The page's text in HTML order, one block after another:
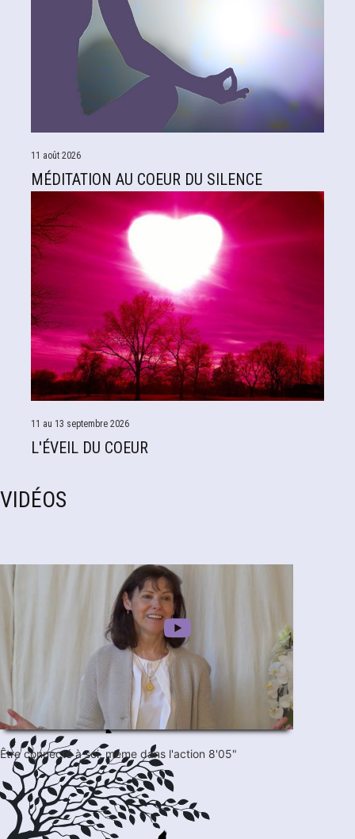
11 août 2026
MÉDITATION AU COEUR DU SILENCE
11 au 13 septembre 2026
L'ÉVEIL DU COEUR
VIDÉOS
Être connecté à soi, même dans l'action 8'05"